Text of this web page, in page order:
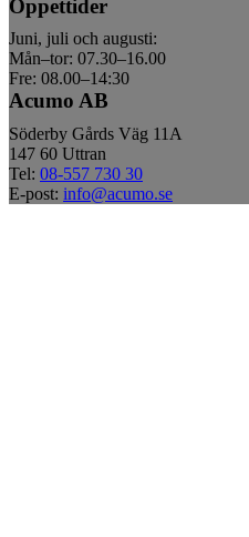
Öppettider
Juni, juli och augusti:
Mån–tor: 07.30–16.00
Fre: 08.00–14:30
Acumo AB
Söderby Gårds Väg 11A
147 60 Uttran
Tel: 08-557 730 30
E-post: info@acumo.se